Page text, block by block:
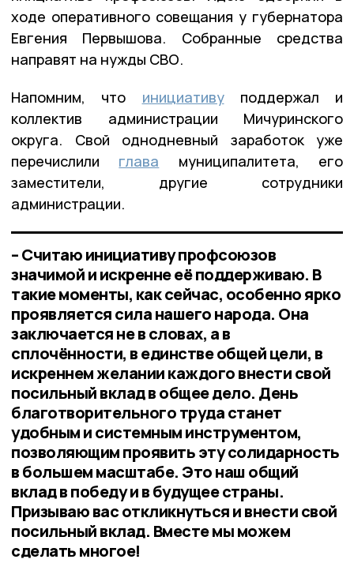
ходе оперативного совещания у губернатора
Евгения Первышова. Собранные средства
направят на нужды СВО.
Напомним, что инициативуподдержал и
коллектив администрации Мичуринского
округа. Свой однодневный заработок уже
перечислили глава муниципалитета, его
заместители, другие сотрудники
администрации.
– Считаю инициативу профсоюзов
значимой и искренне её поддерживаю. В
такие моменты, как сейчас, особенно ярко
проявляется сила нашего народа. Она
заключается не в словах, а в
сплочённости, в единстве общей цели, в
искреннем желании каждого внести свой
посильный вклад в общее дело. День
благотворительного труда станет
удобным и системным инструментом,
позволяющим проявить эту солидарность
в большем масштабе. Это наш общий
вклад в победу и в будущее страны.
Призываю вас откликнуться и внести свой
посильный вклад. Вместе мы можем
сделать многое!